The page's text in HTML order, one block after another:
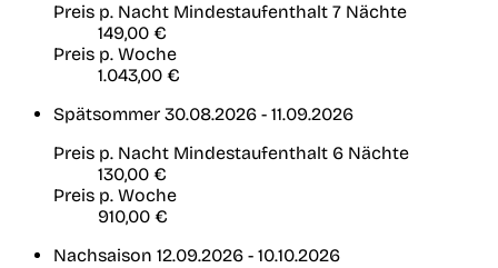
Preis p. Nacht Mindestaufenthalt 7 Nächte
149,00 €
Preis p. Woche
1.043,00 €
Spätsommer 30.08.2026 - 11.09.2026
Preis p. Nacht Mindestaufenthalt 6 Nächte
130,00 €
Preis p. Woche
910,00 €
Nachsaison 12.09.2026 - 10.10.2026